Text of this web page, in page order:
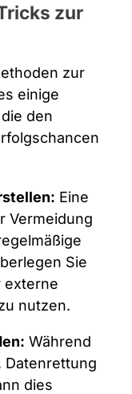
zur
zur
einige
den
Eine
Vermeidung
Sie
externe
nutzen.
Während
Datenrettung
dies